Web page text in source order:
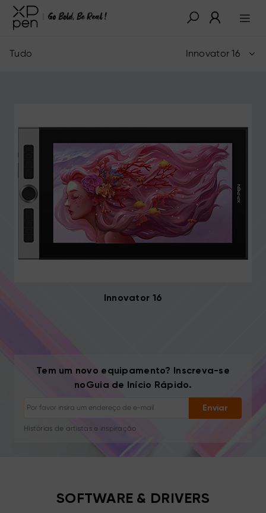
Tudo Innovator 16
Innovator 16
Tem um novo equipamento? Inscreva-se
noGuia de Início Rápido.
Enviar
Cancelar inscrição: Um clique a qualquer momento
Tutoriais de desenho
Novos lançamentos e ofertas
Histórias de artistas e inspiração
Seu e-mail é usado apenas para o conteúdo solicitado
SOFTWARE & DRIVERS